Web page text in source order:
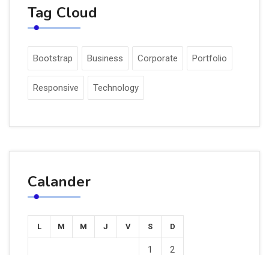
Tag Cloud
Bootstrap Business Corporate Portfolio
Responsive Technology
Calander
L M M J V S D
1 2